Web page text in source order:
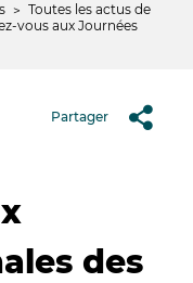
Toutes les actus de
vous aux Journées
Partager
des